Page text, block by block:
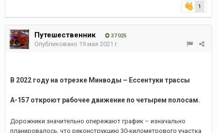
1
Путешественник 37 025
Опубликовано 19 мая 2021 г.
В 2022 году на отрезке Минводы – Ессентуки трассы
А-157 откроют рабочее движение по четырем полосам.
Дорожники значительно опережают график – изначально
планировалось, что реконструкцию 30-километрового участка